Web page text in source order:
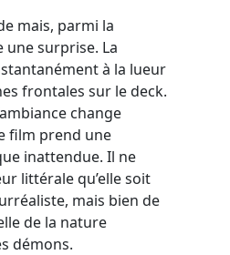
mais, parmi la
une surprise. La
à la lueur
frontales sur le deck.
change
film prend une
inattendue. Il ne
littérale qu’elle soit
mais bien de
de la nature
démons.